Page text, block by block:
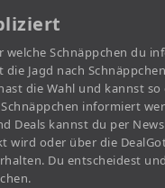
welche Schnäppchen du
die Jagd nach
die Wahl und kannst
informiert
Deals kannst du per
wird oder über die
Du entscheidest